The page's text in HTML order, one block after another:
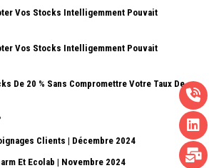
Vos Stocks Intelligemment Pouvait
Vos Stocks Intelligemment Pouvait
De 20 % Sans Compromettre Votre Taux De
Clients | Décembre 2024
Et Ecolab | Novembre 2024